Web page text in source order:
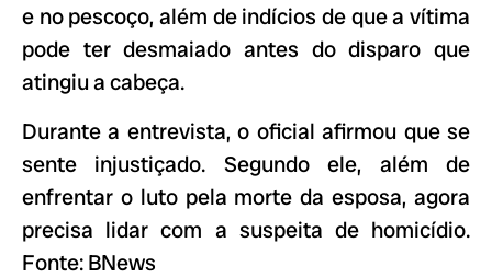
e no pescoço, além de indícios de que a vítima
pode ter desmaiado antes do disparo que
atingiu a cabeça.
Durante a entrevista, o oficial afirmou que se
sente injustiçado. Segundo ele, além de
enfrentar o luto pela morte da esposa, agora
precisa lidar com a suspeita de homicídio.
Fonte: BNews